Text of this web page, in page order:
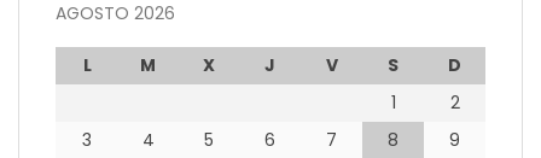
AGOSTO 2026
L M X J V S
D
1
2
3
4 5 6 7 8
9